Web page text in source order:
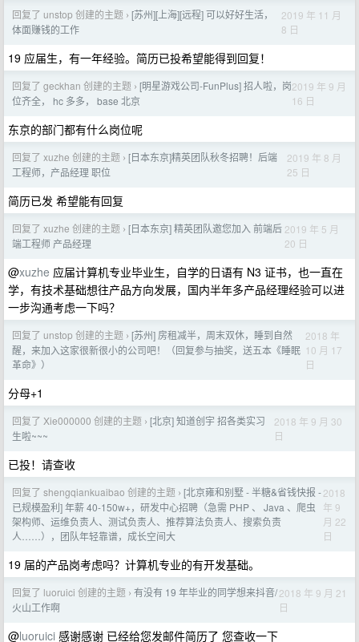
回复了 unstop 创建的主题 › [苏州][上海][远程] 可以好好生活，
体面赚钱的工作
2019 年 11 月
8 日
19 应届生，有一年经验。简历已投希望能得到回复！
回复了 geckhan 创建的主题 › [明星游戏公司-FunPlus] 招人啦，岗
位齐全， hc 多多， base 北京
2019 年 9 月
16 日
东京的部门都有什么岗位呢
回复了 xuzhe 创建的主题 › [日本东京]精英团队秋冬招聘！后端
工程师，产品经理 职位
2019 年 8 月
25 日
简历已发 希望能有回复
回复了 xuzhe 创建的主题 › [日本东京] 精英团队邀您加入 前端后
端工程师 产品经理
2019 年 5 月
20 日
@xuzhe 应届计算机专业毕业生，自学的日语有 N3 证书，也一直在
学，有技术基础想往产品方向发展，国内半年多产品经理经验可以进
一步沟通考虑一下吗？
回复了 unstop 创建的主题 › [苏州] 房租减半，周末双休，睡到自然
醒，来加入这家很新很小的公司吧！（回复参与抽奖，送五本《睡眠
革命》）
2018 年
10 月 17
日
分母+1
回复了 Xie000000 创建的主题 › [北京] 知道创宇 招各类实习
生啦~~~
2018 年 9 月 30
日
已投！请查收
回复了 shengqiankuaibao 创建的主题 › [北京雍和别墅 - 半糖&省钱快报 -
已规模盈利] 年薪 40-150w+，研发中心招聘（急需 PHP 、 Java 、爬虫
架构师、运维负责人、测试负责人、推荐算法负责人、搜索负责
人……），团队年轻靠谱，成长空间大
2018
年 9
月 22
日
19 届的产品岗考虑吗？计算机专业的有开发基础。
回复了 luoruici 创建的主题 › 有没有 19 年毕业的同学想来抖音/
火山工作啊
2018 年 9 月 21
日
@luoruici 感谢感谢 已经给您发邮件简历了 您查收一下